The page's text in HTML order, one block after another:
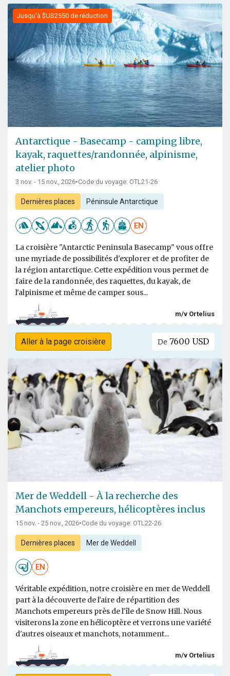
Jusqu'à $US2550 de réduction
Antarctique - Basecamp - camping libre,
kayak, raquettes/randonnée, alpinisme,
atelier photo
3 nov. - 15 nov., 2026•Code du voyage: OTL21-26
Dernières places Péninsule Antarctique
EN
La croisière "Antarctic Peninsula Basecamp" vous offre
une myriade de possibilités d'explorer et de profiter de
la région antarctique. Cette expédition vous permet de
faire de la randonnée, des raquettes, du kayak, de
l'alpinisme et même de camper sous...
m/v Ortelius
Aller à la page croisière De 7600 USD
Mer de Weddell - À la recherche des
Manchots empereurs, hélicoptères inclus
15 nov. - 25 nov., 2026•Code du voyage: OTL22-26
Dernières places Mer de Weddell
EN
Véritable expédition, notre croisière en mer de Weddell
part à la découverte de l'aire de répartition des
Manchots empereurs près de l'île de Snow Hill. Nous
visiterons la zone en hélicoptère et verrons une variété
d'autres oiseaux et manchots, notamment...
m/v Ortelius